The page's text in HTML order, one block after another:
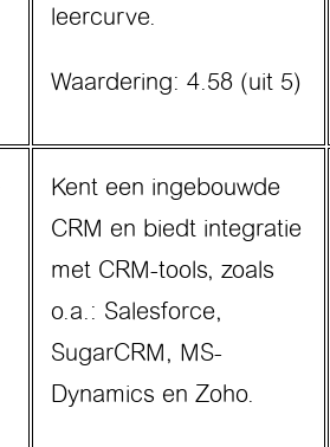
leercurve.
Waardering: 4.58 (uit 5)
Kent een ingebouwde
CRM en biedt integratie
met CRM-tools, zoals
o.a.: Salesforce,
SugarCRM, MS-
Dynamics en Zoho.